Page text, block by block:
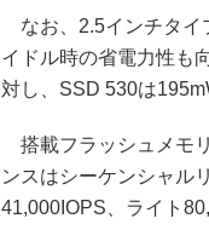
なお、2.5インチタイ
イドル時の省電力性も
対し、SSD 530は
搭載フラッシュメモ
ンスはシーケンシャル
41,000IOPS、ライト